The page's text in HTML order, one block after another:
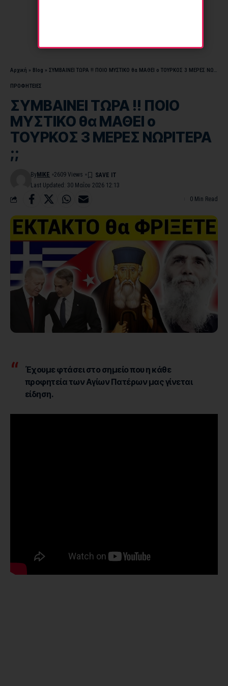
Αρχική » Blog » ΣΥΜΒΑΙΝΕΙ ΤΩΡΑ !! ΠΟΙΟ ΜΥΣΤΙΚΟ θα ΜΑΘΕΙ ο ΤΟΥΡΚΟΣ 3 ΜΕΡΕΣ ΝΩΡΙΤΕΡΑ ;;
ΠΡΟΦΗΤΕΙΕΣ
ΣΥΜΒΑΙΝΕΙ ΤΩΡΑ !! ΠΟΙΟ
ΜΥΣΤΙΚΟ θα ΜΑΘΕΙ ο
ΤΟΥΡΚΟΣ 3 ΜΕΡΕΣ ΝΩΡΙΤΕΡΑ
;;
Last Updated: 30 Μαΐου 2026 12:13
By MIKE 2609 Views
0 Min Read
Έχουμε φτάσει στο σημείο που η κάθε
προφητεία των Αγίων Πατέρων μας γίνεται
είδηση.